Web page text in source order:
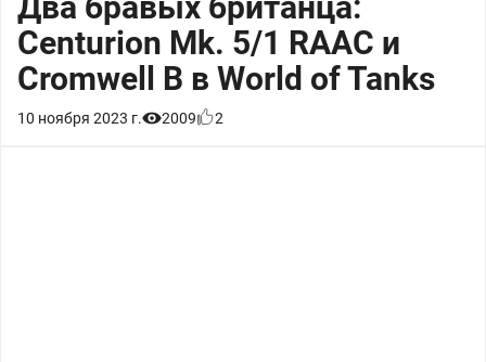
Centurion Mk. 5/1 RAAC и
Cromwell B в World of Tanks
10 ноября 2023 г. 2009 2